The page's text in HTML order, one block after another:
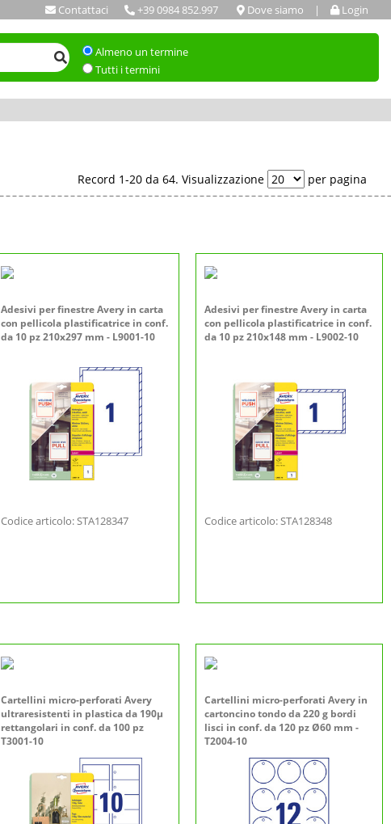
Contattaci +39 0984 852.997 Dove siamo | Login
Almeno un termine
Tutti i termini
Record 1-20 da 64. Visualizzazione per pagina
Adesivi per finestre Avery in carta
con pellicola plastificatrice in conf.
da 10 pz 210x297 mm - L9001-10
Codice articolo: STA128347
Adesivi per finestre Avery in carta
con pellicola plastificatrice in conf.
da 10 pz 210x148 mm - L9002-10
Codice articolo: STA128348
Cartellini micro-perforati Avery
ultraresistenti in plastica da 190µ
rettangolari in conf. da 100 pz
T3001-10
Cartellini micro-perforati Avery in
cartoncino tondo da 220 g bordi
lisci in conf. da 120 pz Ø60 mm -
T2004-10